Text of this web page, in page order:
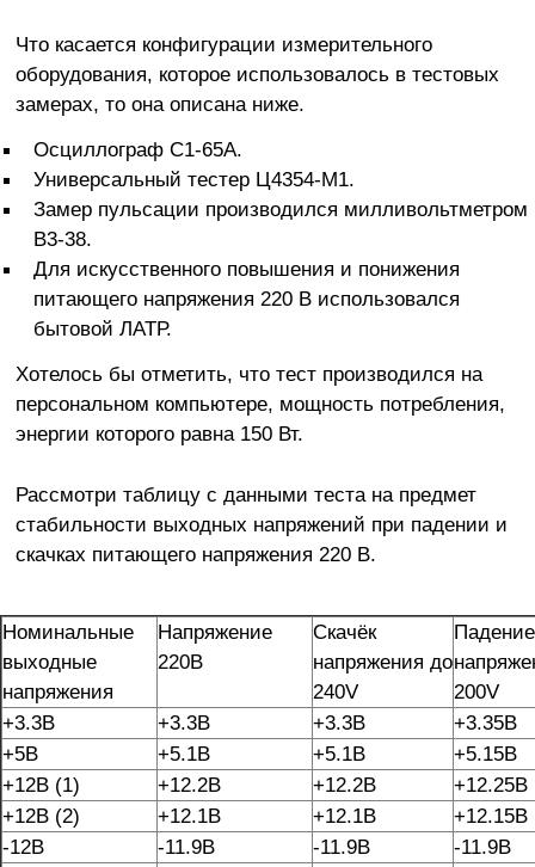
Что касается конфигурации измерительного
оборудования, которое использовалось в тестовых
замерах, то она описана ниже.
Осциллограф С1-65А.
Универсальный тестер Ц4354-М1.
Замер пульсации производился милливольтметром
В3-38.
Для искусственного повышения и понижения
питающего напряжения 220 В использовался
бытовой ЛАТР.
Хотелось бы отметить, что тест производился на
персональном компьютере, мощность потребления,
энергии которого равна 150 Вт.
Рассмотри таблицу с данными теста на предмет
стабильности выходных напряжений при падении и
скачках питающего напряжения 220 В.
Номинальные
выходные
напряжения
Напряжение
220В
Скачёк
напряжения до
240V
Падение
200V
+3.3В
+3.3В +3.3В
+3.35В
+5В
+5.1В +5.1В
+5.15В
+12В (1)
+12.2В +12.2В
+12.25В
+12В (2)
+12.1В +12.1В
+12.15В
-12В
-11.9В -11.9В
-11.9В